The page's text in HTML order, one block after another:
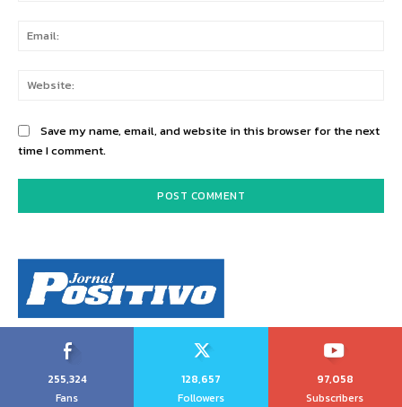
Save my name, email, and website in this browser for the next
time I comment.
255,324
Fans
128,657
Followers
97,058
Subscribers